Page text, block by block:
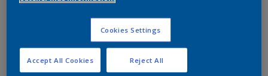
Cookies Settings
Reject All
Accept All Cookies